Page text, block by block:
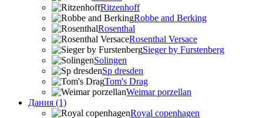
Ritzenhoff
Robbe and Berking
Rosenthal
Rosenthal Versace
Sieger by Furstenberg
Solingen
Sp dresden
Tom's Drag
Weimar porzellan
Дания (1)
Royal copenhagen